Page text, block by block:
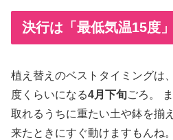
決行は「最低気温15度
植え替えのベストタイミングは
度くらいになる4月下旬ごろ。
取れるうちに重たい土や鉢を揃
来たときにすぐ動けますもんね。